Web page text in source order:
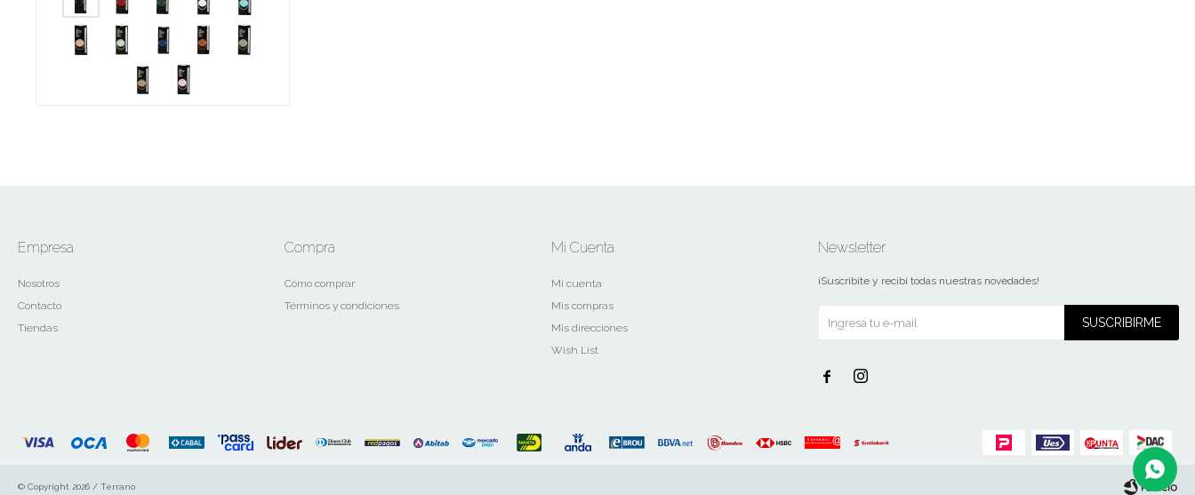
Empresa
Nosotros
Contacto
Tiendas
Compra
Cómo comprar
Términos y condiciones
Mi Cuenta
Mi cuenta
Mis compras
Mis direcciones
Wish List
Newsletter
¡Suscribite y recibí todas nuestras novedades!
SUSCRIBIRME
 
© Copyright 2026 / Terrano